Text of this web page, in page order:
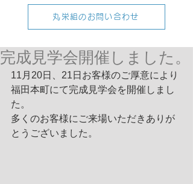
丸栄組のお問い合わせ
完成見学会開催しました。
11月20日、21日お客様のご厚意により
福田本町にて完成見学会を開催しまし
た。
多くのお客様にご来場いただきありが
とうございました。